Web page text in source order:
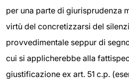
per una parte di giurisprudenza
virtù del concretizzarsi del
provvedimentale seppur di
cui si applicherebbe alla
giustificazione ex art. 51 c.p.